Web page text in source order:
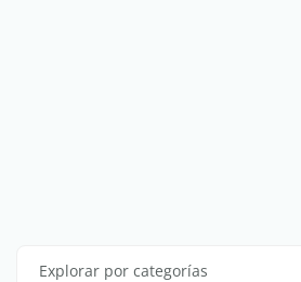
Explorar por categorías